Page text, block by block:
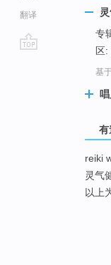
翻译
专
区
基
有
reiki
灵气
以上